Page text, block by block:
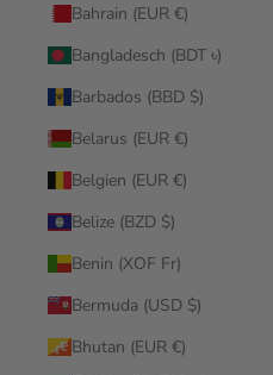
Bahrain (EUR €)
Bangladesch (BDT ৳)
Barbados (BBD $)
Belarus (EUR €)
Belgien (EUR €)
Belize (BZD $)
Benin (XOF Fr)
Bermuda (USD $)
Bhutan (EUR €)